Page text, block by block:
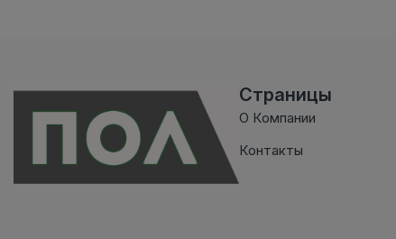
Страницы
О Компании
Контакты